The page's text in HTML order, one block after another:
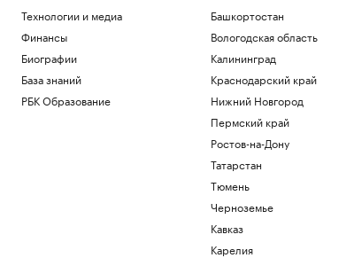
Технологии и медиа
Финансы
Биографии
База знаний
РБК Образование
Башкортостан
Вологодская область
Калининград
Краснодарский край
Нижний Новгород
Пермский край
Ростов-на-Дону
Татарстан
Тюмень
Черноземье
Кавказ
Карелия